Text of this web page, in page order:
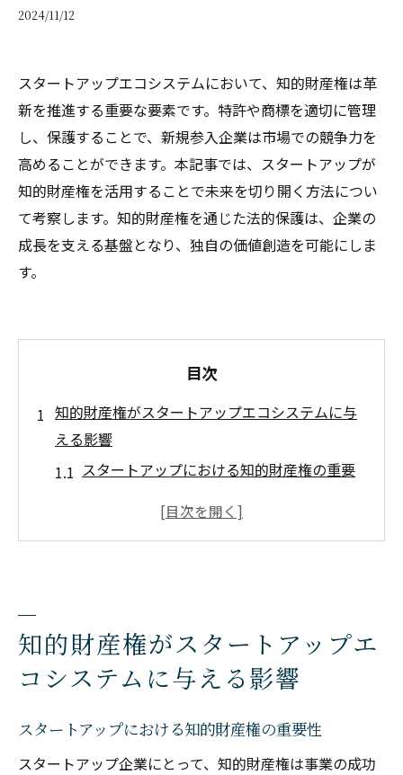
2024/11/12
スタートアップエコシステムにおいて、知的財産権は革
新を推進する重要な要素です。特許や商標を適切に管理
し、保護することで、新規参入企業は市場での競争力を
高めることができます。本記事では、スタートアップが
知的財産権を活用することで未来を切り開く方法につい
て考察します。知的財産権を通じた法的保護は、企業の
成長を支える基盤となり、独自の価値創造を可能にしま
す。
目次
知的財産権がスタートアップエコシステムに与
える影響
スタートアップにおける知的財産権の重要
エコシステム全体に及ぼす知的財産権の影
える効果
知的財産権がもたらす市場での優位性
知的財産権の戦略
スタートアップが知的財産権を活用して競争力
知的財産権がスタートアップエ
コシステムに与える影響
スタートアップにおける知的財産権の重要性
スタートアップ企業にとって、知的財産権は事業の成功